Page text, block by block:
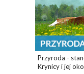
Przyroda -
Krynicy i jej